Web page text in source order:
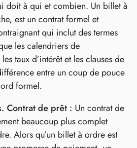
doit à qui et combien. Un billet à
est un contrat formel et
qui inclut des termes
les calendriers de
taux d’intérêt et les clauses de
entre un coup de pouce
formel.
Contrat de prêt : Un contrat de
beaucoup plus complet
Alors qu’un billet à ordre est